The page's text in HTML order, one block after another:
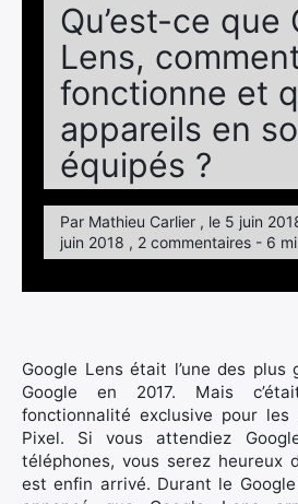
Qu’est-ce que
Lens,
fonctionne et
appareils en
équipés ?
Par Mathieu Carlier , le 5 juin
juin 2018 , 2 commentaires - 6
Google Lens était l’une des plus
Google en 2017. Mais
fonctionnalité exclusive pour les
Pixel. Si vous attendiez
téléphones, vous serez heureux
est enfin arrivé. Durant le